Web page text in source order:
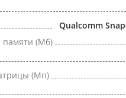
Qualcomm
памяти (Мб)
(Мп)